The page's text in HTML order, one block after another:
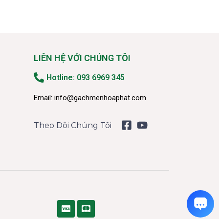
LIÊN HỆ VỚI CHÚNG TÔI
Hotline: 093 6969 345
Email: info@gachmenhoaphat.com
Theo Dõi Chúng Tôi